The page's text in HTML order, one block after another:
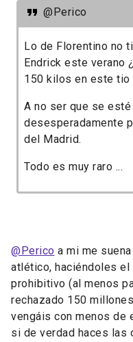
@Perico
Lo de Florentino no
Endrick este verano
150 kilos en este tio
A no ser que se
desesperadamente
del Madrid.
Todo es muy raro ...
@Perico a mi me
atlético, haciéndoles el
prohibitivo (al menos
rechazado 150
vengáis con menos de
si de verdad haces las